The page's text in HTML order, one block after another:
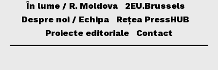
În lume / R. Moldova
2EU.Brussels
Despre noi / Echipa
Rețea PressHUB
Proiecte editoriale
Contact